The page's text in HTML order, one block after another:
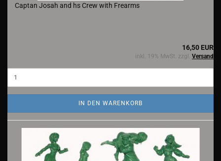
Captan Josah and hs Crew with Frearms
16,50 EUR
inkl. 19% MwSt. zzgl. Versand
IN DEN WARENKORB